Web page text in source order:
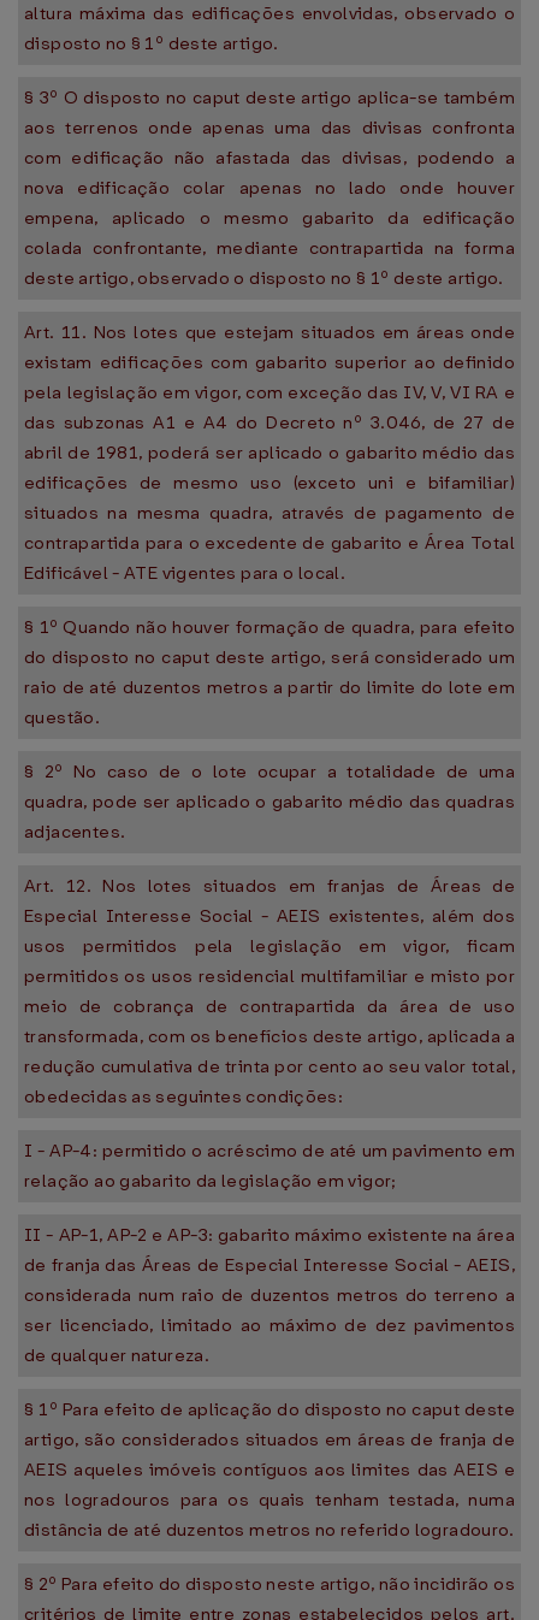
altura máxima das edificações envolvidas, observado o
disposto no § 1º deste artigo.
§ 3º O disposto no caput deste artigo aplica-se também
aos terrenos onde apenas uma das divisas confronta
com edificação não afastada das divisas, podendo a
nova edificação colar apenas no lado onde houver
empena, aplicado o mesmo gabarito da edificação
colada confrontante, mediante contrapartida na forma
deste artigo, observado o disposto no § 1º deste artigo.
Art. 11. Nos lotes que estejam situados em áreas onde
existam edificações com gabarito superior ao definido
pela legislação em vigor, com exceção das IV, V, VI RA e
das subzonas A1 e A4 do Decreto nº 3.046, de 27 de
abril de 1981, poderá ser aplicado o gabarito médio das
edificações de mesmo uso (exceto uni e bifamiliar)
situados na mesma quadra, através de pagamento de
contrapartida para o excedente de gabarito e Área Total
Edificável - ATE vigentes para o local.
§ 1º Quando não houver formação de quadra, para efeito
do disposto no caput deste artigo, será considerado um
raio de até duzentos metros a partir do limite do lote em
questão.
§ 2º No caso de o lote ocupar a totalidade de uma
quadra, pode ser aplicado o gabarito médio das quadras
adjacentes.
Art. 12. Nos lotes situados em franjas de Áreas de
Especial Interesse Social - AEIS existentes, além dos
usos permitidos pela legislação em vigor, ficam
permitidos os usos residencial multifamiliar e misto por
meio de cobrança de contrapartida da área de uso
transformada, com os benefícios deste artigo, aplicada a
redução cumulativa de trinta por cento ao seu valor total,
obedecidas as seguintes condições:
I - AP-4: permitido o acréscimo de até um pavimento em
relação ao gabarito da legislação em vigor;
II - AP-1, AP-2 e AP-3: gabarito máximo existente na área
de franja das Áreas de Especial Interesse Social - AEIS,
considerada num raio de duzentos metros do terreno a
ser licenciado, limitado ao máximo de dez pavimentos
de qualquer natureza.
§ 1º Para efeito de aplicação do disposto no caput deste
artigo, são considerados situados em áreas de franja de
AEIS aqueles imóveis contíguos aos limites das AEIS e
nos logradouros para os quais tenham testada, numa
distância de até duzentos metros no referido logradouro.
§ 2º Para efeito do disposto neste artigo, não incidirão os
critérios de limite entre zonas estabelecidos pelos art.